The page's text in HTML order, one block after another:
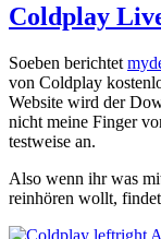
Coldplay
Soeben berichtet
von Coldplay
Website wird der
nicht meine Finger
testweise an.
Also wenn ihr was
reinhören wollt, findet